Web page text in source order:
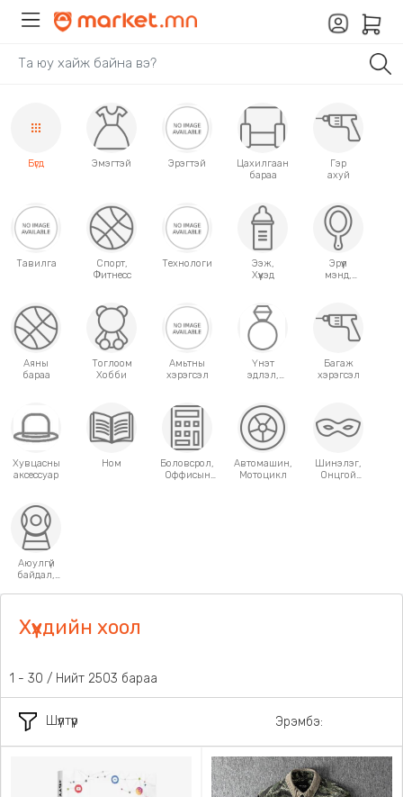
Бүгд Эмэгтэй Эрэгтэй
Цахилгаан
бараа
Гэр
ахуй
Тавилга
Спорт,
Фитнесс
Технологи
Ээж,
Хүүхэд
Эрүүл
мэнд,
Аяны
бараа
Тоглоом
Хобби
Амьтны
хэрэгсэл
Үнэт
эдлэл,
Багаж
хэрэгсэл
Хувцасны
аксессуар
Ном
Боловсрол,
Оффисын
Автомашин,
Мотоцикл
Шинэлэг,
Онцгой
Аюулгүй
байдал,
Хүүхдийн хоол
Шүүлтүүр
1 - 30 / Нийт 2503 бараа
Эрэмбэ: